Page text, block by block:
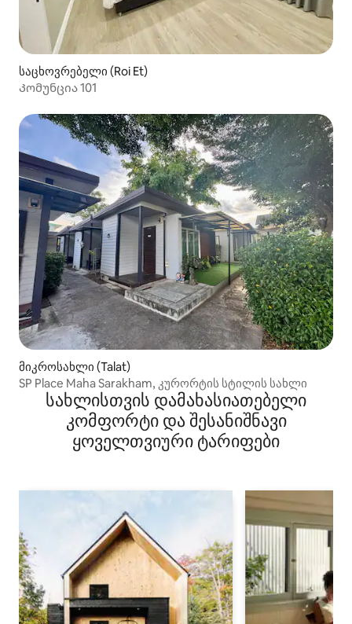
საცხოვრებელი (Roi Et)
Კომუნცია 101
მიკროსახლი (Talat)
SP Place Maha Sarakham, კურორტის სტილის სახლი
სახლისთვის დამახასიათებელი
კომფორტი და შესანიშნავი
ყოველთვიური ტარიფები